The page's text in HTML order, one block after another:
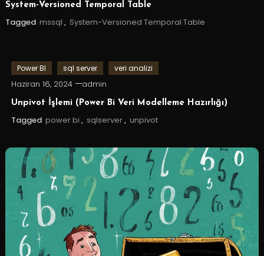
System-Versioned Temporal Table
Tagged mssql , System-Versioned Temporal Table
Power BI sql server veri analizi
Haziran 16, 2024 admin
Unpivot İşlemi (Power Bi Veri Modelleme Hazırlığı)
Tagged power bi , sqlserver, unpivot